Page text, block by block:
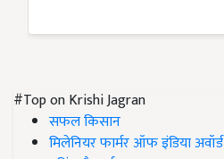
#Top on Krishi Jagran
सफल किसान
मिलेनियर फार्मर ऑफ इंडिया अवॉर्ड